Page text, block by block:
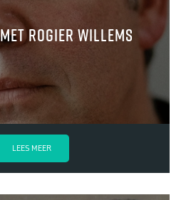
Rogier Willems
LEES MEER